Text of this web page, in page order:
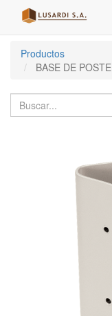
Productos
BASE DE